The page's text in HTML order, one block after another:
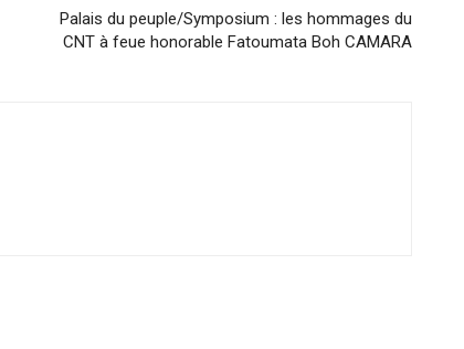
Palais du peuple/Symposium : les hommages du
CNT à feue honorable Fatoumata Boh CAMARA